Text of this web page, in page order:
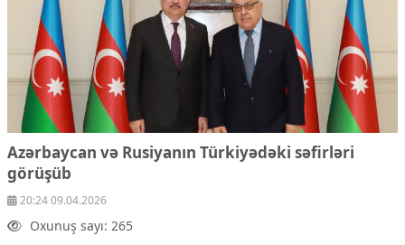
Azərbaycan və Rusiyanın Türkiyədəki səfirləri
görüşüb
20:24 09.04.2026
Oxunuş sayı: 265